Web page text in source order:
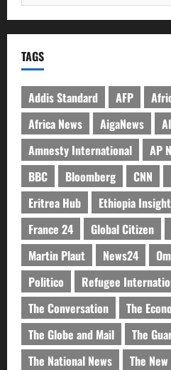
TAGS
Addis Standard AFP
Africa News
AigaNews
Amnesty International
AP
BBC
Bloomberg CNN
Eritrea Hub
Ethiopia Insight
France 24
Global Citizen
Martin Plaut
News24
Politico
Refugee
The Conversation
The
The Globe and Mail
The
The National News
The